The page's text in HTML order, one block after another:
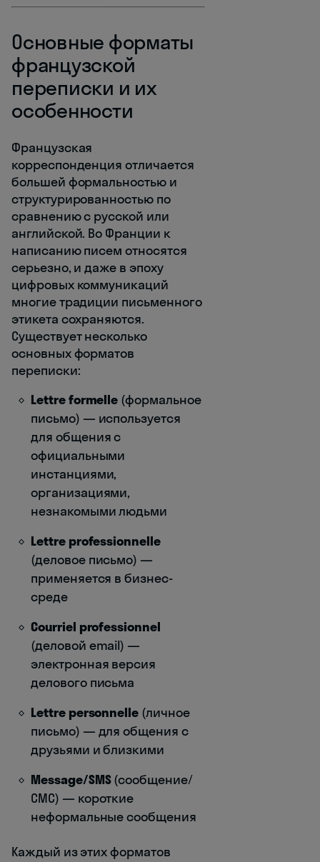
Основные форматы
французской
переписки и их
особенности
Французская
корреспонденция отличается
большей формальностью и
структурированностью по
сравнению с русской или
английской. Во Франции к
написанию писем относятся
серьезно, и даже в эпоху
цифровых коммуникаций
многие традиции письменного
этикета сохраняются.
Существует несколько
основных форматов
переписки:
Lettre formelle (формальное
письмо) — используется
для общения с
официальными
инстанциями,
организациями,
незнакомыми людьми
Lettre professionnelle
(деловое письмо) —
применяется в бизнес-
среде
Courriel professionnel
(деловой email) —
электронная версия
делового письма
Lettre personnelle (личное
письмо) — для общения с
друзьями и близкими
Message/SMS(сообщение/
СМС) — короткие
неформальные сообщения
Каждый из этих форматов